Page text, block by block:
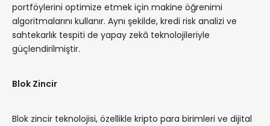
portföylerini optimize etmek için makine öğrenimi
algoritmalarını kullanır. Aynı şekilde, kredi risk analizi ve
sahtekarlık tespiti de yapay zekâ teknolojileriyle
güçlendirilmiştir.
Blok Zincir
Blok zincir teknolojisi, özellikle kripto para birimleri ve dijital